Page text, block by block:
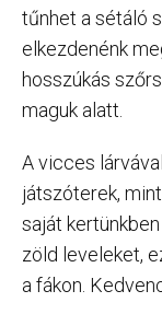
tűnhet a sétáló
elkezdenénk
hosszúkás
maguk alatt.
A vicces
játszóterek,
saját
zöld leveleket,
a fákon.